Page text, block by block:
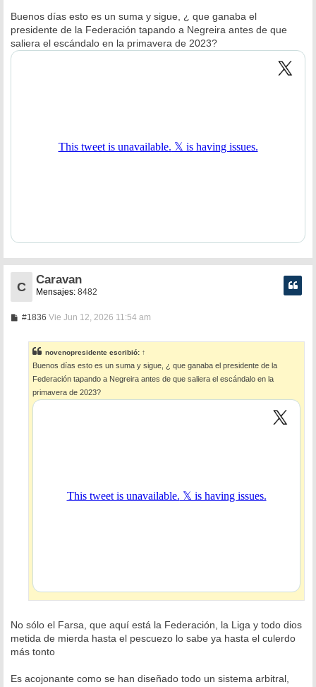
n
s
a
j
e
Buenos días esto es un suma y sigue, ¿ que ganaba el
presidente de la Federación tapando a Negreira antes de que
saliera el escándalo en la primavera de 2023?
C
Caravan
Mensajes: 8482
#1836M
a
j
e
Vie Jun 12, 2026 11:54 am
novenopresidente escribió: ↑
Buenos días esto es un suma y sigue, ¿ que ganaba el presidente de la
Federación tapando a Negreira antes de que saliera el escándalo en la
primavera de 2023?
No sólo el Farsa, que aquí está la Federación, la Liga y todo dios
metida de mierda hasta el pescuezo lo sabe ya hasta el culerdo
más tonto
Es acojonante como se han diseñado todo un sistema arbitral,